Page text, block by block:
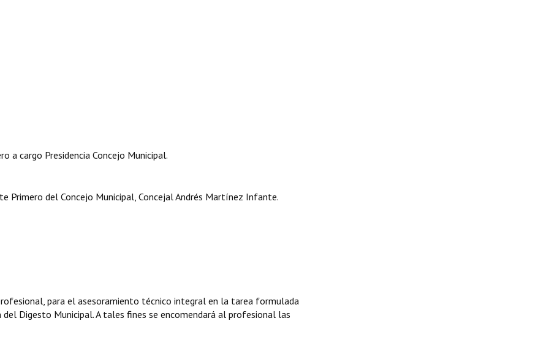
a cargo Presidencia Concejo Municipal.
Primero del Concejo Municipal, Concejal Andrés Martínez Infante.
para el asesoramiento técnico integral en la tarea formulada
Digesto Municipal. A tales fines se encomendará al profesional las